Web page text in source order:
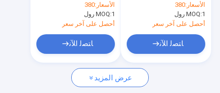
الأسعار:380
MOQ:1 رول
أحصل على آخر سعر
ﺎﺘﺼﻟ ﺍﻶﻧ
يوم ، الشفاء الذاتي ،
مضاد الصفراء
الأسعار:380
MOQ:1 رول
أحصل على آخر سعر
ﺎﺘﺼﻟ ﺍﻶﻧ
عرض المزيد